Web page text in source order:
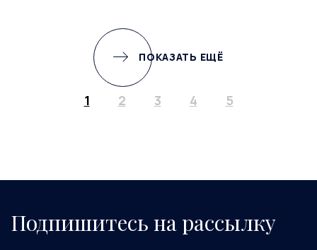
ПОКАЗАТЬ ЕЩЁ
1 2 3 4 5
Подпишитесь на рассылку